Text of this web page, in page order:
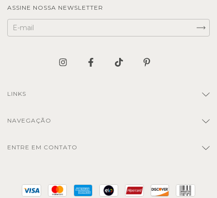
ASSINE NOSSA NEWSLETTER
LINKS
NAVEGAÇÃO
ENTRE EM CONTATO